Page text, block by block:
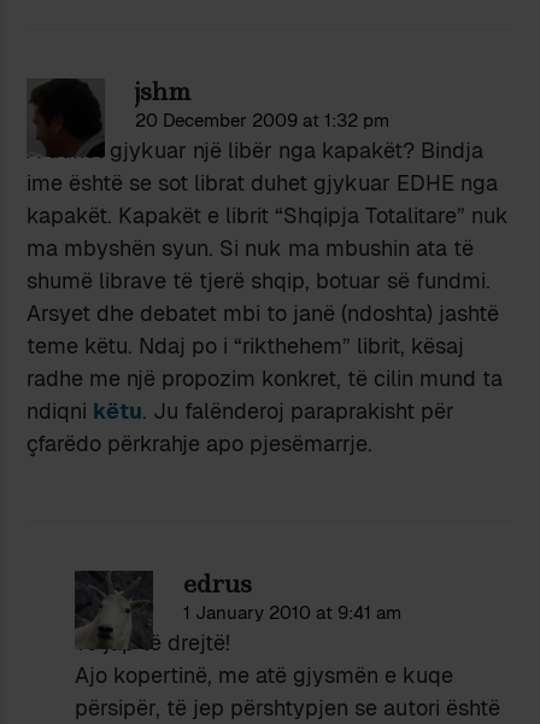
jshm
20 December 2009 at 1:32 pm
A duhet gjykuar një libër nga kapakët? Bindja
ime është se sot librat duhet gjykuar EDHE nga
kapakët. Kapakët e librit “Shqipja Totalitare” nuk
ma mbyshën syun. Si nuk ma mbushin ata të
shumë librave të tjerë shqip, botuar së fundmi.
Arsyet dhe debatet mbi to janë (ndoshta) jashtë
teme këtu. Ndaj po i “rikthehem” librit, kësaj
radhe me një propozim konkret, të cilin mund ta
ndiqni këtu. Ju falënderoj paraprakisht për
çfarëdo përkrahje apo pjesëmarrje.
edrus
1 January 2010 at 9:41 am
Të jap të drejtë!
Ajo kopertinë, me atë gjysmën e kuqe
përsipër, të jep përshtypjen se autori është